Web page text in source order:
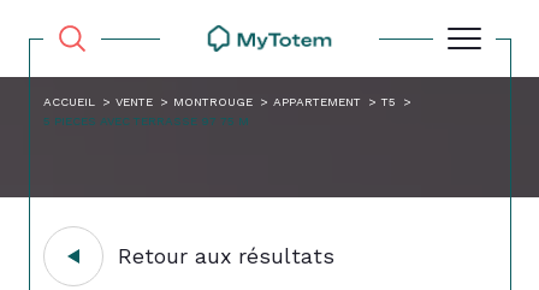
ACCUEIL VENTE MONTROUGE APPARTEMENT
T5
5 PIECES AVEC TERRASSE 97 75 M
Retour aux résultats